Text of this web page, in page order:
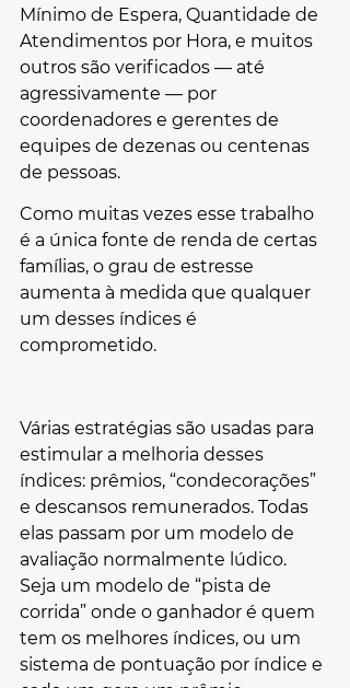
Mínimo de Espera, Quantidade de
Atendimentos por Hora, e muitos
outros são verificados — até
agressivamente — por
coordenadores e gerentes de
equipes de dezenas ou centenas
de pessoas.
Como muitas vezes esse trabalho
é a única fonte de renda de certas
famílias, o grau de estresse
aumenta à medida que qualquer
um desses índices é
comprometido.
Várias estratégias são usadas para
estimular a melhoria desses
índices: prêmios, “condecorações”
e descansos remunerados. Todas
elas passam por um modelo de
avaliação normalmente lúdico.
Seja um modelo de “pista de
corrida” onde o ganhador é quem
tem os melhores índices, ou um
sistema de pontuação por índice e